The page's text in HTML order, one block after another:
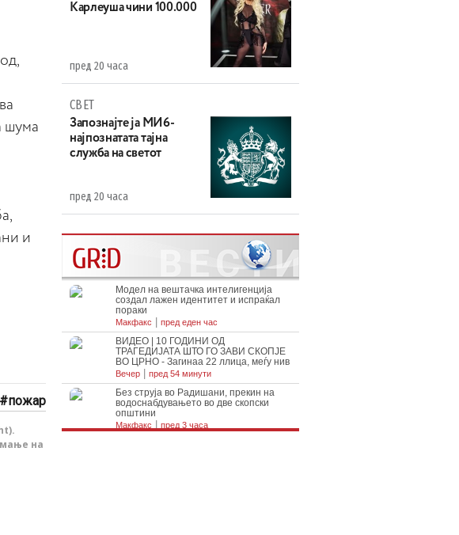
шума
и
пожар
на
Карлеуша чини 100.000
пред 20 часа
СВЕТ
Запознајте ја МИ6-
најпознатата тајна
служба на светот
пред 20 часа